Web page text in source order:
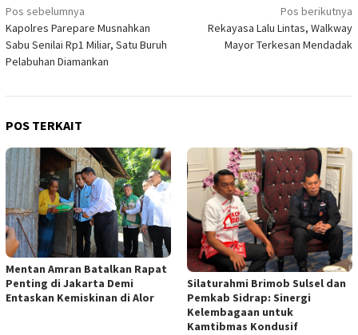
Navigasi
pos
Pos sebelumnya
Kapolres Parepare Musnahkan
Sabu Senilai Rp1 Miliar, Satu Buruh
Pelabuhan Diamankan
Pos berikutnya
Rekayasa Lalu Lintas, Walkway
Mayor Terkesan Mendadak
POS TERKAIT
Mentan Amran Batalkan Rapat
Penting di Jakarta Demi
Entaskan Kemiskinan di Alor
Silaturahmi Brimob Sulsel dan
Pemkab Sidrap: Sinergi
Kelembagaan untuk
Kamtibmas Kondusif